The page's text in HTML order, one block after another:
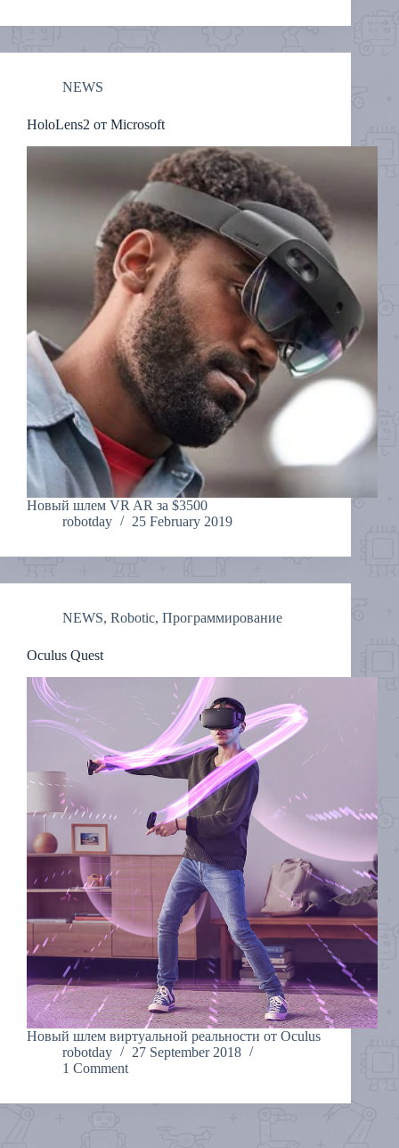
NEWS
HoloLens2 от Microsoft
Новый шлем VR AR за $3500
robotday
25 February 2019
NEWS, Robotic, Программирование
Oculus Quest
Новый шлем виртуальной реальности от Oculus
robotday
27 September 2018
1 Comment